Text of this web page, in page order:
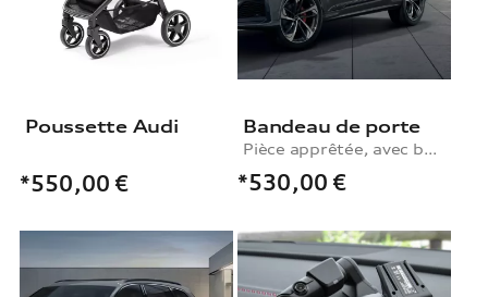
Poussette Audi
*550,00 €
Bandeau de porte
Pièce apprêtée, avec baguette de porte décorative en carbone, arrière droit
*530,00 €